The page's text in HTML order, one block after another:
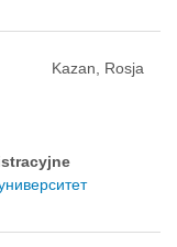
Kazan, Rosja